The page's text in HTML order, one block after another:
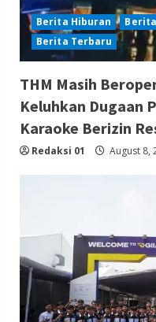
Berita Hiburan
Berita Terbaru
THM Masih
Keluhkan Dugaan
Karaoke Berizin
Redaksi 01 August 8,